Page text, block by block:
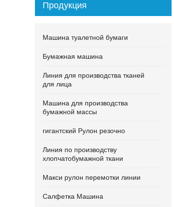
Продукция
Машина туалетной бумаги
Бумажная машина
Линия для производства тканей
для лица
Машина для производства
бумажной массы
гигантский Рулон резочно
Линия по производству
хлопчатобумажной ткани
Макси рулон перемотки линии
Салфетка Машина